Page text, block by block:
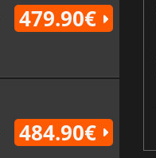
479.90€
484.90€